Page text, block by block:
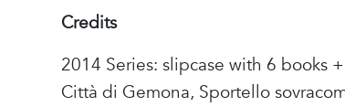
Credits
2014 Series: slipcase with 6 books
Città di Gemona, Sportello